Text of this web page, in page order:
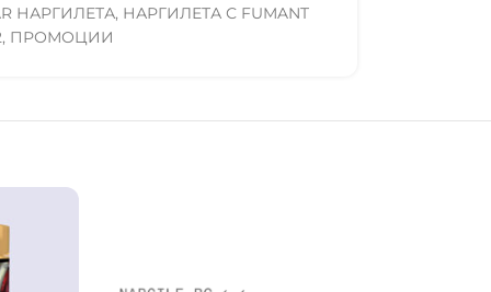
НАРГИЛЕТА, НАРГИЛЕТА С FUMANT
, ПРОМОЦИИ